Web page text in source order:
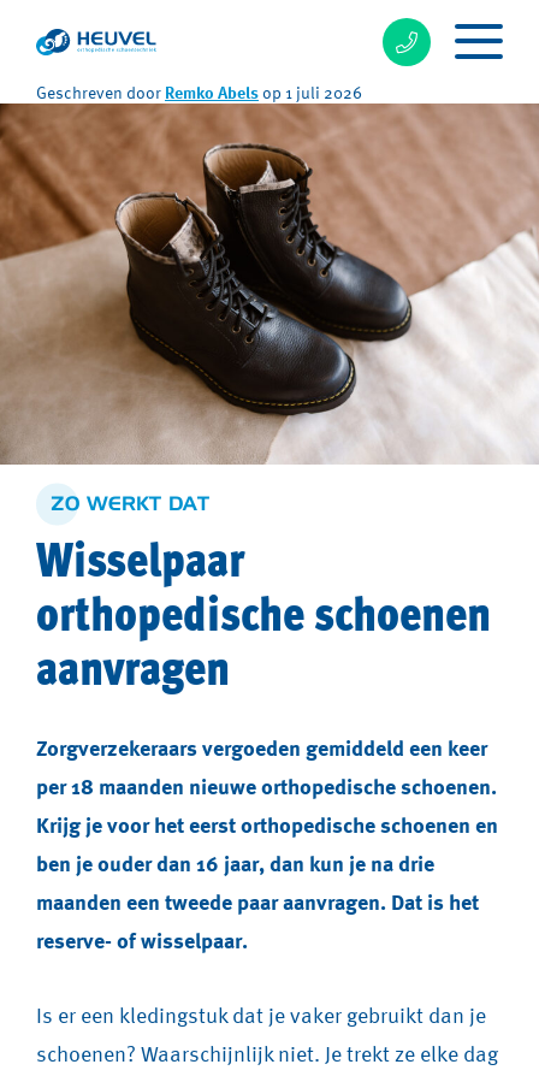
Geschreven door Remko Abels op 1 juli 2026
ZO WERKT DAT
Wisselpaar
orthopedische schoenen
aanvragen
Zorgverzekeraars vergoeden gemiddeld een keer
per 18 maanden nieuwe orthopedische schoenen.
Krijg je voor het eerst orthopedische schoenen en
ben je ouder dan 16 jaar, dan kun je na drie
maanden een tweede paar aanvragen. Dat is het
reserve- of wisselpaar.
Is er een kledingstuk dat je vaker gebruikt dan je
schoenen? Waarschijnlijk niet. Je trekt ze elke dag